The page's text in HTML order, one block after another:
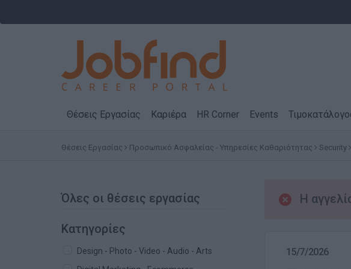
Θέσεις Εργασίας Καριέρα HR Corner Events
Θέσεις Εργασίας Προσωπικό Ασφαλείας - Υπηρεσίες Καθαριότητας Security
Όλες οι θέσεις εργασίας
Κατηγορίες
Design - Photo - Video - Audio - Arts
Η
15/7/2026